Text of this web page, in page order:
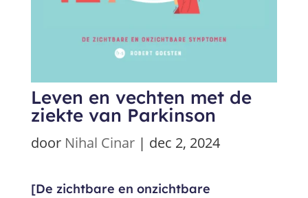
Leven en vechten met de
ziekte van Parkinson
door Nihal Cinar| dec 2, 2024
[De zichtbare en onzichtbare